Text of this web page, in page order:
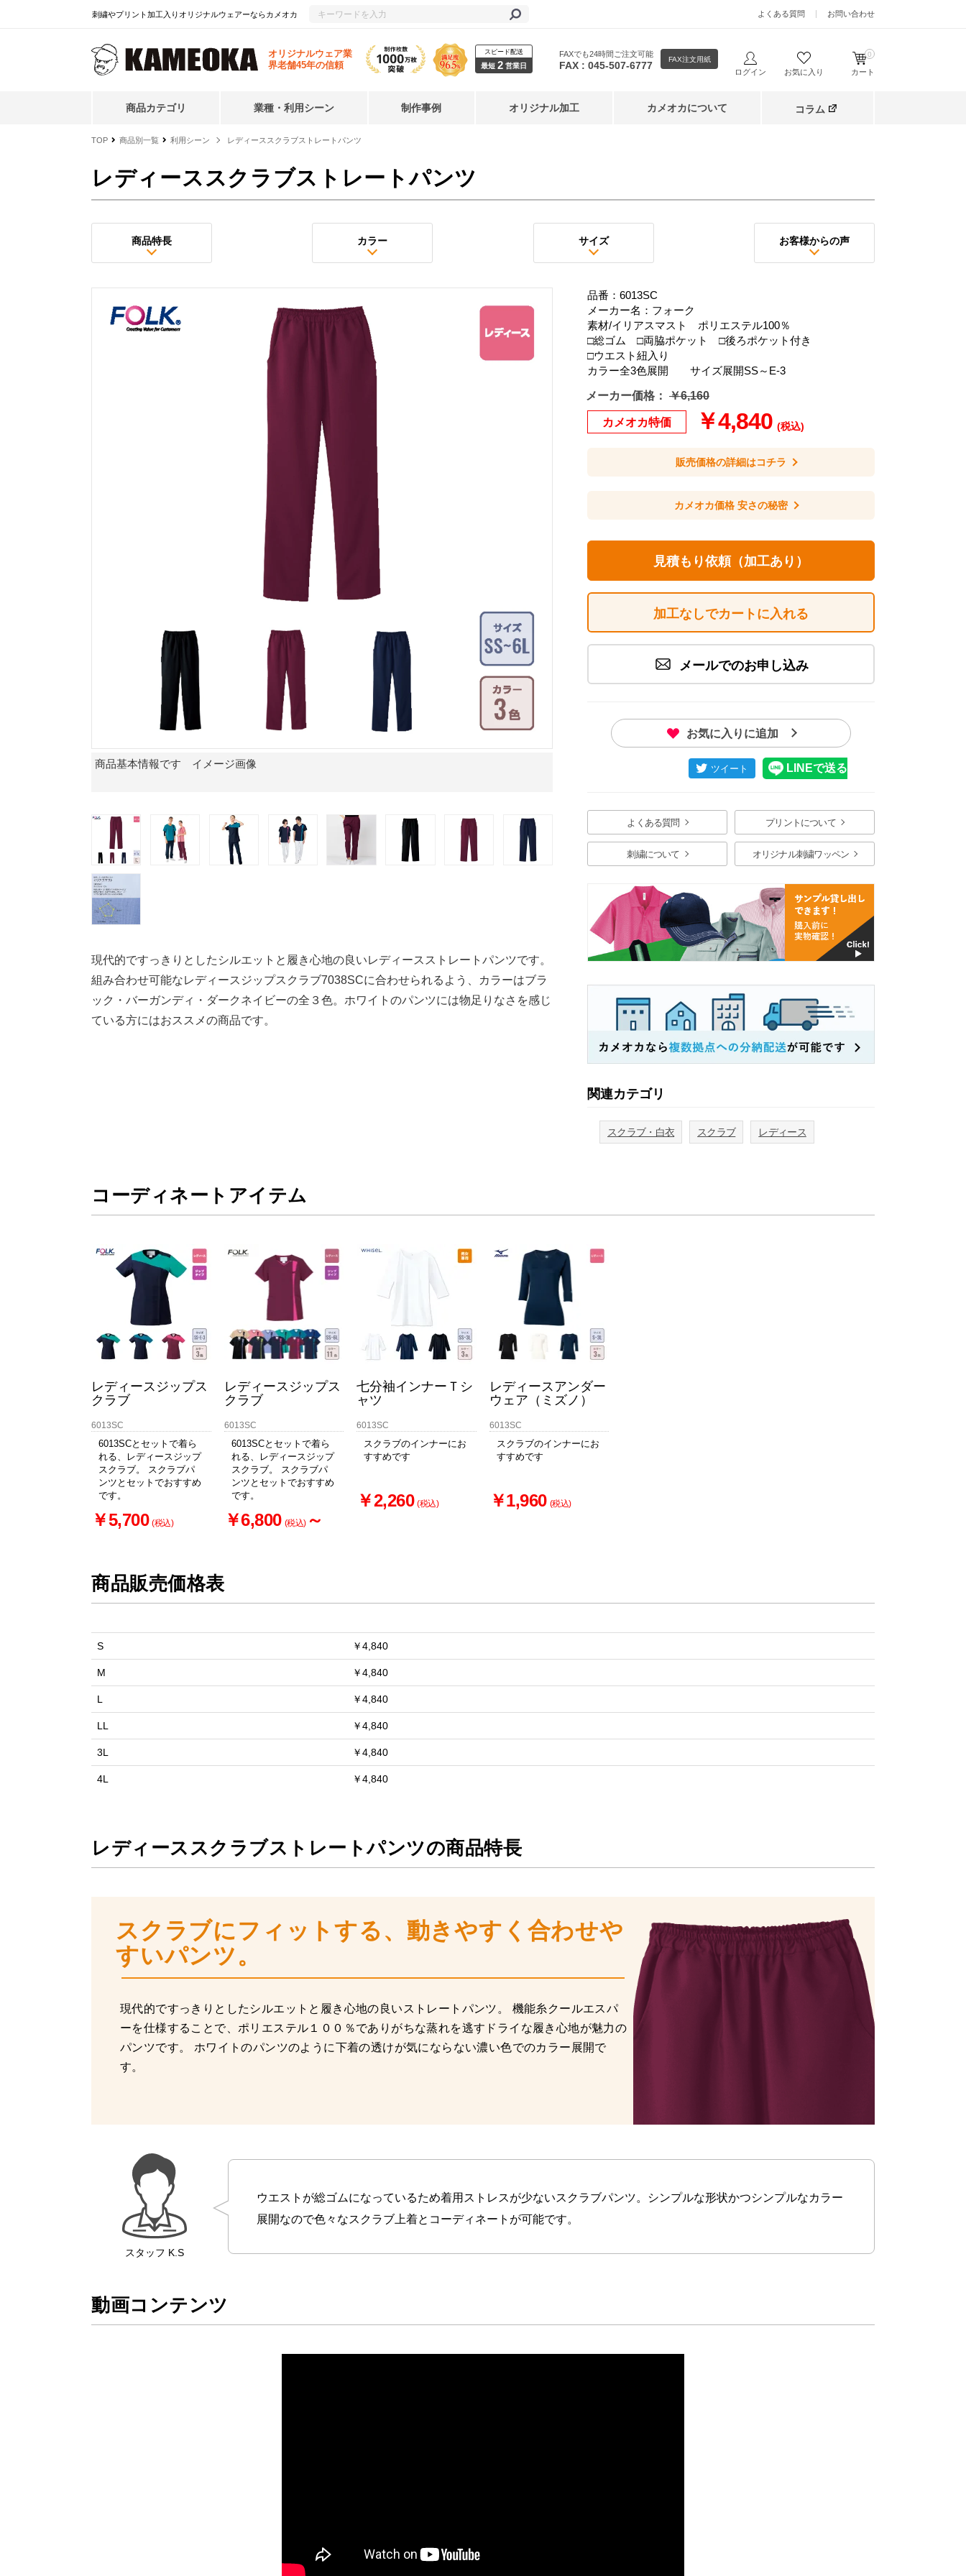
刺繍やプリント加工入りオリジナルウェアーならカメオカ よくある質問 お問い合わせ
オリジナルウェア業
界老舗45年の信頼
スピード配送
最短 2 営業日
FAXでも24時間ご注文可能
FAX : 045-507-6777 FAX注文用紙
ログイン お気に入り カート
0
商品カテゴリ 業種・利用シーン 制作事例 オリジナル加工 カメオカについて コラム
TOP 商品別一覧 利用シーン レディーススクラブストレートパンツ
レディーススクラブストレートパンツ
商品特長 カラー サイズ お客様からの声
商品基本情報です イメージ画像 モデル着様イメージ スクラブは7023SCを着用 イメージ画像
現代的ですっきりとしたシルエットと履き心地の良いレディースストレートパンツです。
組み合わせ可能なレディースジップスクラブ7038SCに合わせられるよう、カラーはブラ
ック・バーガンディ・ダークネイビーの全３色。ホワイトのパンツには物足りなさを感じ
ている方にはおススメの商品です。
品番：6013SC
メーカー名：フォーク
素材/イリアスマスト ポリエステル100％
□総ゴム □両脇ポケット □後ろポケット付き
□ウエスト紐入り
カラー全3色展開 サイズ展開SS～E-3
メーカー価格： ￥6,160
カメオカ特価 ￥4,840 (税込)
販売価格の詳細はコチラ
カメオカ価格 安さの秘密
見積もり依頼（加工あり）
加工なしでカートに入れる
メールでのお申し込み
お気に入りに追加
よくある質問 プリントについて
刺繍について オリジナル刺繍ワッペン
関連カテゴリ
スクラブ・白衣 スクラブ レディース
コーディネートアイテム
レディースジップス
クラブ
6013SC
6013SCとセットで着ら
れる、レディースジップ
スクラブ。 スクラブパ
ンツとセットでおすすめ
です。
￥5,700 (税込)
レディースジップス
クラブ
6013SC
6013SCとセットで着ら
れる、レディースジップ
スクラブ。 スクラブパ
ンツとセットでおすすめ
です。
￥6,800 (税込)～
七分袖インナーＴシ
ャツ
6013SC
スクラブのインナーにお
すすめです
￥2,260 (税込)
レディースアンダー
ウェア（ミズノ）
6013SC
スクラブのインナーにお
すすめです
￥1,960 (税込)
商品販売価格表
S ￥4,840
M ￥4,840
L ￥4,840
LL ￥4,840
3L ￥4,840
4L ￥4,840
レディーススクラブストレートパンツの商品特長
スクラブにフィットする、動きやすく合わせや
すいパンツ。
現代的ですっきりとしたシルエットと履き心地の良いストレートパンツ。 機能糸クールエスパ
ーを仕様することで、ポリエステル１００％でありがちな蒸れを逃すドライな履き心地が魅力の
パンツです。 ホワイトのパンツのように下着の透けが気にならない濃い色でのカラー展開で
す。
スタッフ K.S
ウエストが総ゴムになっているため着用ストレスが少ないスクラブパンツ。シンプルな形状かつシンプルなカラー
展開なので色々なスクラブ上着とコーディネートが可能です。
動画コンテンツ